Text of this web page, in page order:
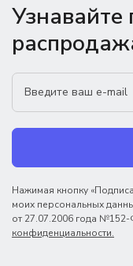
Нажимая кнопку
моих персональных
от 27.07.2006 года
конфиденциальности.